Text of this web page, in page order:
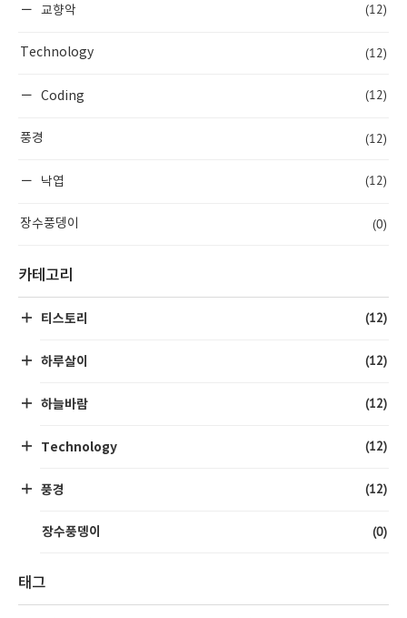
교향악 (12)
Technology (12)
Coding (12)
풍경 (12)
낙엽 (12)
장수풍뎅이 (0)
카테고리
티스토리 (12)
하루살이 (12)
하늘바람 (12)
Technology (12)
풍경 (12)
장수풍뎅이 (0)
태그